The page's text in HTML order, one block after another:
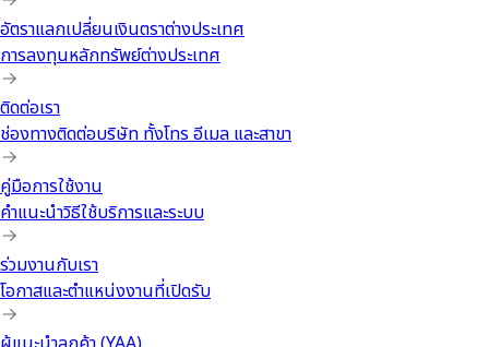
อัตราแลกเปลี่ยนเงินตราต่างประเทศ
การลงทุนหลักทรัพย์ต่างประเทศ
ติดต่อเรา
ช่องทางติดต่อบริษัท ทั้งโทร อีเมล และสาขา
คู่มือการใช้งาน
คำแนะนำวิธีใช้บริการและระบบ
ร่วมงานกับเรา
โอกาสและตำแหน่งงานที่เปิดรับ